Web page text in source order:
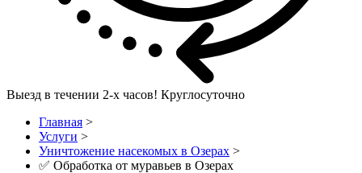
Выезд в течении 2-х часов! Круглосуточно
Главная >
Услуги >
Уничтожение насекомых в Озерах >
✅ Обработка от муравьев в Озерах